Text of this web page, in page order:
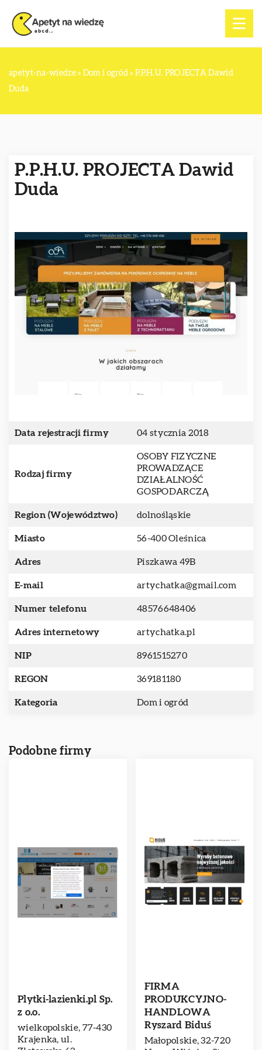
apetyt-na-wiedze» Dom i ogród » P.P.H.U. PROJECTA Dawid
Duda
P.P.H.U. PROJECTA Dawid
Duda
Data rejestracji firmy 04 stycznia 2018
Rodzaj firmy
OSOBY FIZYCZNE
PROWADZĄCE
DZIAŁALNOŚĆ
GOSPODARCZĄ
Region (Województwo) dolnośląskie
Miasto 56-400 Oleśnica
Adres Piszkawa 49B
E-mail artychatka@gmail.com
Numer telefonu 48576648406
Adres internetowy artychatka.pl
NIP 8961515270
REGON 369181180
Kategoria Dom i ogród
Podobne firmy
Plytki-lazienki.pl Sp.
z o.o.
wielkopolskie, 77-430
Krajenka, ul.
FIRMA
PRODUKCYJNO-
HANDLOWA
Ryszard Biduś
Małopolskie, 32-720